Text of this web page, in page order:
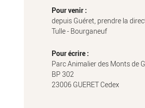
Pour venir :
depuis Guéret, prendre la
Tulle - Bourganeuf
Pour écrire :
Parc Animalier des Monts de
BP 302
23006 GUERET Cedex